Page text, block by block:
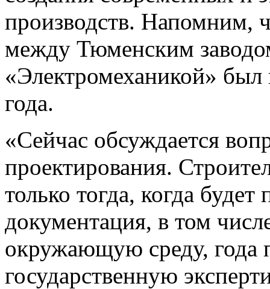
производств. Напомним,
между Тюменским
«Электромеханикой»
года.
«Сейчас обсуждается
проектирования.
только тогда, когда
документация, в том
окружающую среду, года
государственную